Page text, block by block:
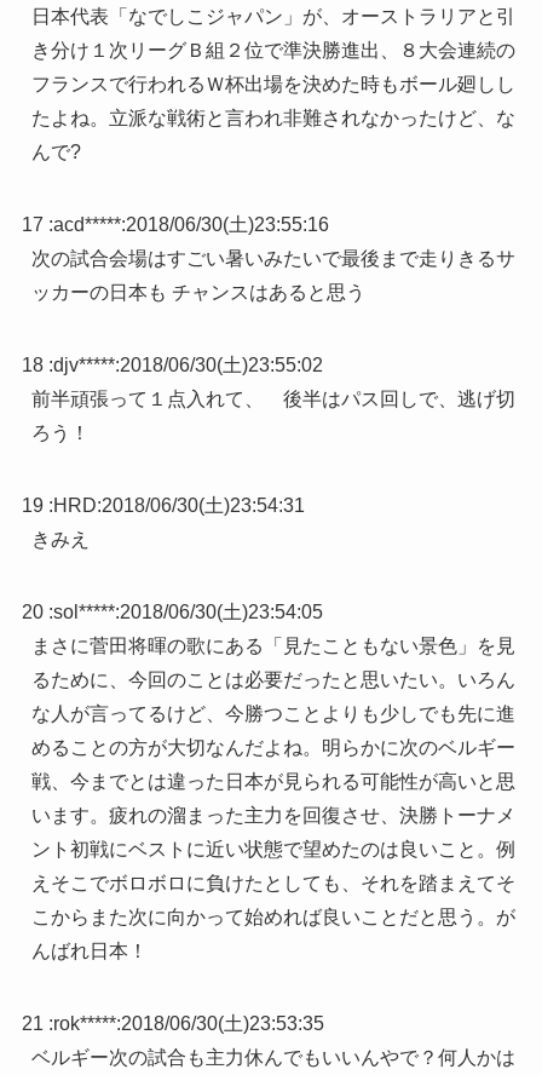
日本代表「なでしこジャパン」が、オーストラリアと引
き分け１次リーグＢ組２位で準決勝進出、８大会連続の
フランスで行われるＷ杯出場を決めた時もボール廻しし
たよね。立派な戦術と言われ非難されなかったけど、な
んで?
17 :acd*****:2018/06/30(土)23:55:16
次の試合会場はすごい暑いみたいで最後まで走りきるサ
ッカーの日本も チャンスはあると思う
18 :djv*****:2018/06/30(土)23:55:02
前半頑張って１点入れて、 後半はパス回しで、逃げ切
ろう！
19 :HRD:2018/06/30(土)23:54:31
きみえ
20 :sol*****:2018/06/30(土)23:54:05
まさに菅田将暉の歌にある「見たこともない景色」を見
るために、今回のことは必要だったと思いたい。いろん
な人が言ってるけど、今勝つことよりも少しでも先に進
めることの方が大切なんだよね。明らかに次のベルギー
戦、今までとは違った日本が見られる可能性が高いと思
います。疲れの溜まった主力を回復させ、決勝トーナメ
ント初戦にベストに近い状態で望めたのは良いこと。例
えそこでボロボロに負けたとしても、それを踏まえてそ
こからまた次に向かって始めれば良いことだと思う。が
んばれ日本！
21 :rok*****:2018/06/30(土)23:53:35
ベルギー次の試合も主力休んでもいいんやで？何人かは